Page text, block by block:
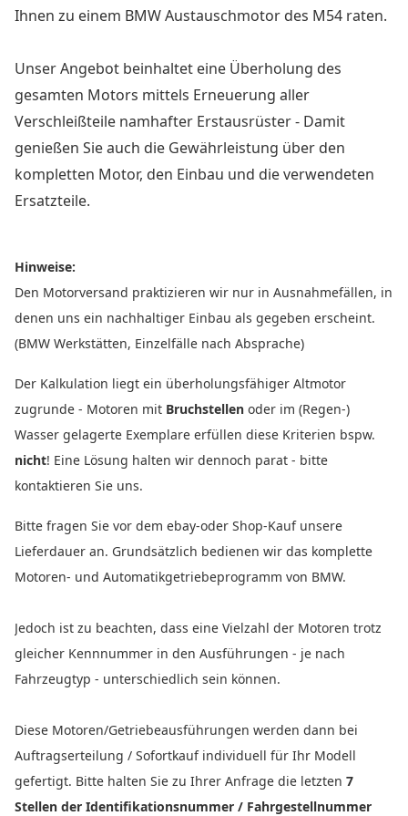
Ihnen zu einem BMW Austauschmotor des M54 raten.
Unser Angebot beinhaltet eine Überholung des
gesamten Motors mittels Erneuerung aller
Verschleißteile namhafter Erstausrüster - Damit
genießen Sie auch die Gewährleistung über den
kompletten Motor, den Einbau und die verwendeten
Ersatzteile.
Hinweise:
Den Motorversand praktizieren wir nur in Ausnahmefällen, in
denen uns ein nachhaltiger Einbau als gegeben erscheint.
(BMW Werkstätten, Einzelfälle nach Absprache)
Der Kalkulation liegt ein überholungsfähiger Altmotor
zugrunde - Motoren mit Bruchstellen oder im (Regen-)
Wasser gelagerte Exemplare erfüllen diese Kriterien bspw.
nicht! Eine Lösung halten wir dennoch parat - bitte
kontaktieren Sie uns.
Bitte fragen Sie vor dem ebay-oder Shop-Kauf unsere
Lieferdauer an. Grundsätzlich bedienen wir das komplette
Motoren- und Automatikgetriebeprogramm von BMW.
Jedoch ist zu beachten, dass eine Vielzahl der Motoren trotz
gleicher Kennnummer in den Ausführungen - je nach
Fahrzeugtyp - unterschiedlich sein können.
Diese Motoren/Getriebeausführungen werden dann bei
Auftragserteilung / Sofortkauf individuell für Ihr Modell
gefertigt. Bitte halten Sie zu Ihrer Anfrage die letzten 7
Stellen der Identifikationsnummer / Fahrgestellnummer